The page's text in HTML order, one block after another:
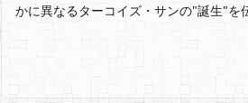
かに異なるターコイズ・サンの"誕生"を